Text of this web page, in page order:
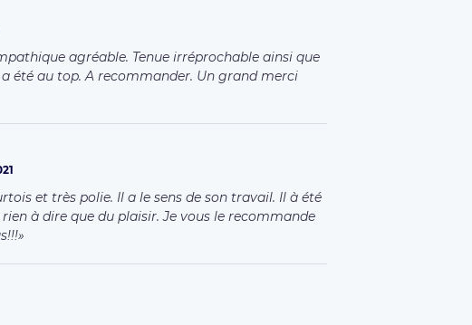
agréable. Tenue irréprochable ainsi que
été au top. A recommander. Un grand merci
et très polie. Il a le sens de son travail. Il à été
à dire que du plaisir. Je vous le recommande